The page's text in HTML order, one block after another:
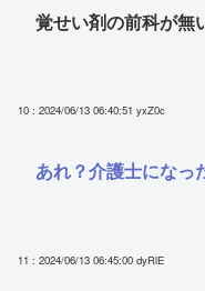
覚せい剤の前科が無
10 : 2024/06/13 06:40:51 yxZ0c
あれ？介護士になっ
11 : 2024/06/13 06:45:00 dyRlE